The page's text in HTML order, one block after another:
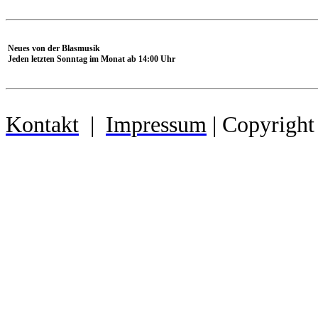
Neues von der Blasmusik
Jeden letzten Sonntag im Monat ab 14:00 Uhr
Kontakt | Impressum |